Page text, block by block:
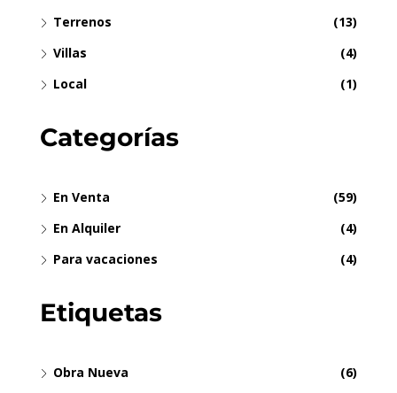
Terrenos
(13)
Villas
(4)
Local
(1)
Categorías
En Venta
(59)
En Alquiler
(4)
Para vacaciones
(4)
Etiquetas
Obra Nueva
(6)